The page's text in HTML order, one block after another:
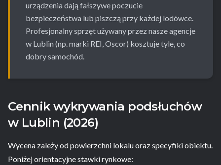
urządzenia dają fałszywe poczucie
bezpieczeństwa lub piszczą przy każdej lodówce.
Profesjonalny sprzęt używany przez nasze agencje
w Lublin (np. marki REI, Oscor) kosztuje tyle, co
dobry samochód.
Cennik wykrywania podsłuchów
w Lublin (2026)
Wycena zależy od powierzchni lokalu oraz specyfiki obiektu.
Poniżej orientacyjne stawki rynkowe: